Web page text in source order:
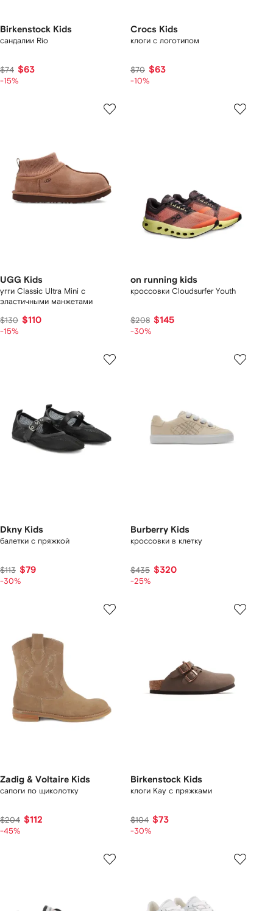
Birkenstock Kids
сандалии Rio
$74 $63
-15%
Crocs Kids
клоги с логотипом
$70 $63
-10%
UGG Kids
угги Classic Ultra Mini с
эластичными манжетами
$130 $110
-15%
on running kids
кроссовки Cloudsurfer Youth
$208 $145
-30%
Dkny Kids
балетки с пряжкой
$113 $79
-30%
Burberry Kids
кроссовки в клетку
$435 $320
-25%
Zadig & Voltaire Kids
сапоги по щиколотку
$204 $112
-45%
Birkenstock Kids
клоги Kay с пряжками
$104 $73
-30%